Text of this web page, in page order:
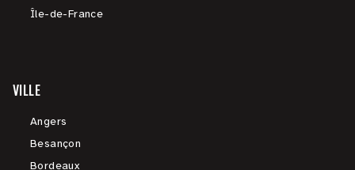
Île-de-France
VILLE
Angers
Besançon
Bordeaux